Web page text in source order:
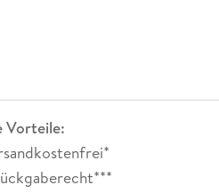
Vorteile: